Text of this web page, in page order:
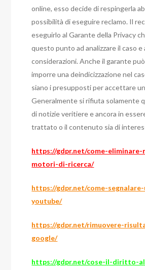
online, esso decide di respingerla
possibilità di eseguire reclamo. Il
eseguirlo al Garante della Privacy
questo punto ad analizzare il caso
considerazioni. Anche il garante
imporre una deindicizzazione nel
siano i presupposti per accettare
Generalmente si rifiuta solamente
di notizie veritiere e ancora in
trattato o il contenuto sia di
https://gdpr.net/come-
motori-di-ricerca/
https://gdpr.net/come-
youtube/
https://gdpr.net/rimuovere-
google/
https://gdpr.net/cose-il-diritto-